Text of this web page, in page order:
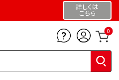
詳しくは
こちら
0